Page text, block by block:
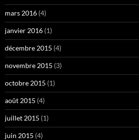
mars 2016 (4)
janvier 2016 (1)
décembre 2015 (4)
novembre 2015 (3)
octobre 2015 (1)
août 2015 (4)
juillet 2015 (1)
juin 2015 (4)